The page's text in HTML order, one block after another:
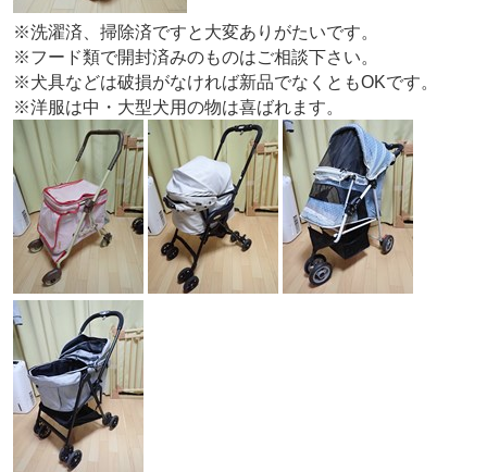
※洗濯済、掃除済ですと大変ありがたいです。
※フード類で開封済みのものはご相談下さい。
※犬具などは破損がなければ新品でなくともOKです。
※洋服は中・大型犬用の物は喜ばれます。